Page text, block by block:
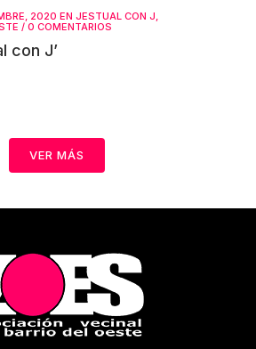
2020 EN JESTUAL CON J,
/ 0 COMENTARIOS
con J’
VER MÁS